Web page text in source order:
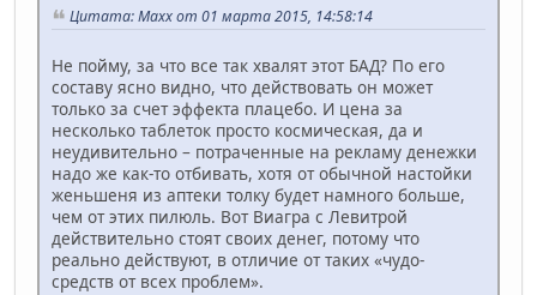
Цитата: Maxx от 01 марта 2015, 14:58:14
Не пойму, за что все так хвалят этот БАД? По его
составу ясно видно, что действовать он может
только за счет эффекта плацебо. И цена за
несколько таблеток просто космическая, да и
неудивительно – потраченные на рекламу денежки
надо же как-то отбивать, хотя от обычной настойки
женьшеня из аптеки толку будет намного больше,
чем от этих пилюль. Вот Виагра с Левитрой
действительно стоят своих денег, потому что
реально действуют, в отличие от таких «чудо-
средств от всех проблем».